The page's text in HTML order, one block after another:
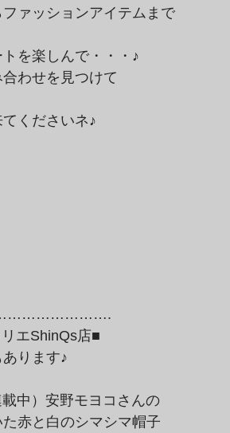
ァッションアイテムまで
を楽しんで・・・♪
わせを見つけて
くださいネ♪
】……………………….
エShinQs店■
ります♪
中）安野モヨコさんの
赤と白のシマシマ帽子